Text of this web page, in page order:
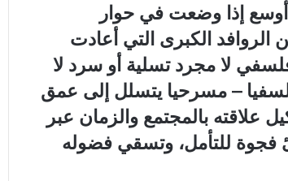
إذا وضعت في حوار
الروافد الكبرى التي أعادت
لا مجرد تسلية أو سرد لا
– مسرحيا يتسلل إلى عمق
علاقته بالمجتمع والزمان عبر
للتأمل، وتسقي فضوله